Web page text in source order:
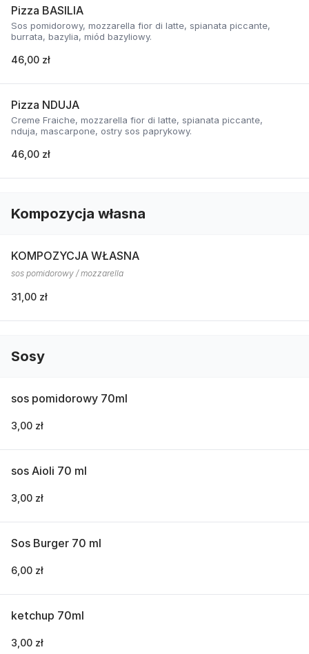
Pizza BASILIA
Sos pomidorowy, mozzarella fior di latte, spianata piccante,
burrata, bazylia, miód bazyliowy.
46,00 zł
Pizza NDUJA
Creme Fraiche, mozzarella fior di latte, spianata piccante,
nduja, mascarpone, ostry sos paprykowy.
46,00 zł
Kompozycja własna
KOMPOZYCJA WŁASNA
sos pomidorowy / mozzarella
31,00 zł
Sosy
sos pomidorowy 70ml
3,00 zł
sos Aioli 70 ml
3,00 zł
Sos Burger 70 ml
6,00 zł
ketchup 70ml
3,00 zł